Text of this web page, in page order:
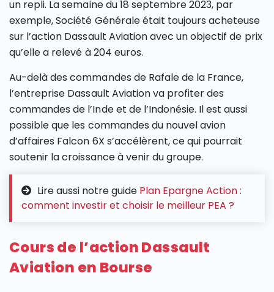
un repli. La semaine du 18 septembre 2023, par
exemple, Société Générale était toujours acheteuse
sur l’action Dassault Aviation avec un objectif de prix
qu’elle a relevé à​ 204 euros.
Au-delà des commandes de Rafale de la France,
l’entreprise Dassault Aviation va profiter des
commandes de l’Inde et de l’Indonésie. Il est aussi
possible que les commandes du nouvel avion
d’affaires Falcon 6X s’accélèrent, ce qui pourrait
soutenir la croissance à venir du groupe.
Lire aussi notre guide Plan Epargne Action :
comment investir et choisir le meilleur PEA ?
Cours de l’action Dassault
Aviation en Bourse